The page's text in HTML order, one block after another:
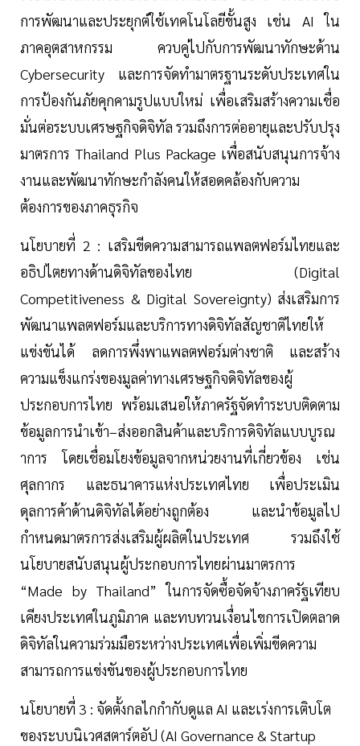
การพัฒนาและประยุกต์ใช้เทคโนโลยีขั้นสูง เช่น AI ใน
ภาคอุตสาหกรรม ควบคู่ไปกับการพัฒนาทักษะด้าน
Cybersecurity และการจัดทำมาตรฐานระดับประเทศใน
การป้องกันภัยคุกคามรูปแบบใหม่ เพื่อเสริมสร้างความเชื่อ
มั่นต่อระบบเศรษฐกิจดิจิทัล รวมถึงการต่ออายุและปรับปรุง
มาตรการ Thailand Plus Package เพื่อสนับสนุนการจ้าง
งานและพัฒนาทักษะกำลังคนให้สอดคล้องกับความ
ต้องการของภาคธุรกิจ
นโยบายที่ 2 : เสริมขีดความสามารถแพลตฟอร์มไทยและ
อธิปไตยทางด้านดิจิทัลของไทย (Digital
Competitiveness & Digital Sovereignty) ส่งเสริมการ
พัฒนาแพลตฟอร์มและบริการทางดิจิทัลสัญชาติไทยให้
แข่งขันได้ ลดการพึ่งพาแพลตฟอร์มต่างชาติ และสร้าง
ความแข็งแกร่งของมูลค่าทางเศรษฐกิจดิจิทัลของผู้
ประกอบการไทย พร้อมเสนอให้ภาครัฐจัดทำระบบติดตาม
ข้อมูลการนำเข้า–ส่งออกสินค้าและบริการดิจิทัลแบบบูรณ
าการ โดยเชื่อมโยงข้อมูลจากหน่วยงานที่เกี่ยวข้อง เช่น
ศุลกากร และธนาคารแห่งประเทศไทย เพื่อประเมิน
ดุลการค้าด้านดิจิทัลได้อย่างถูกต้อง และนำข้อมูลไป
กำหนดมาตรการส่งเสริมผู้ผลิตในประเทศ รวมถึงใช้
นโยบายสนับสนุนผู้ประกอบการไทยผ่านมาตรการ
“Made by Thailand” ในการจัดซื้อจัดจ้างภาครัฐเทียบ
เคียงประเทศในภูมิภาค และทบทวนเงื่อนไขการเปิดตลาด
ดิจิทัลในความร่วมมือระหว่างประเทศเพื่อเพิ่มขีดความ
สามารถการแข่งขันของผู้ประกอบการไทย
นโยบายที่ 3 : จัดตั้งกลไกกำกับดูแล AI และเร่งการเติบโต
ของระบบนิเวศสตาร์ตอัป (AI Governance & Startup